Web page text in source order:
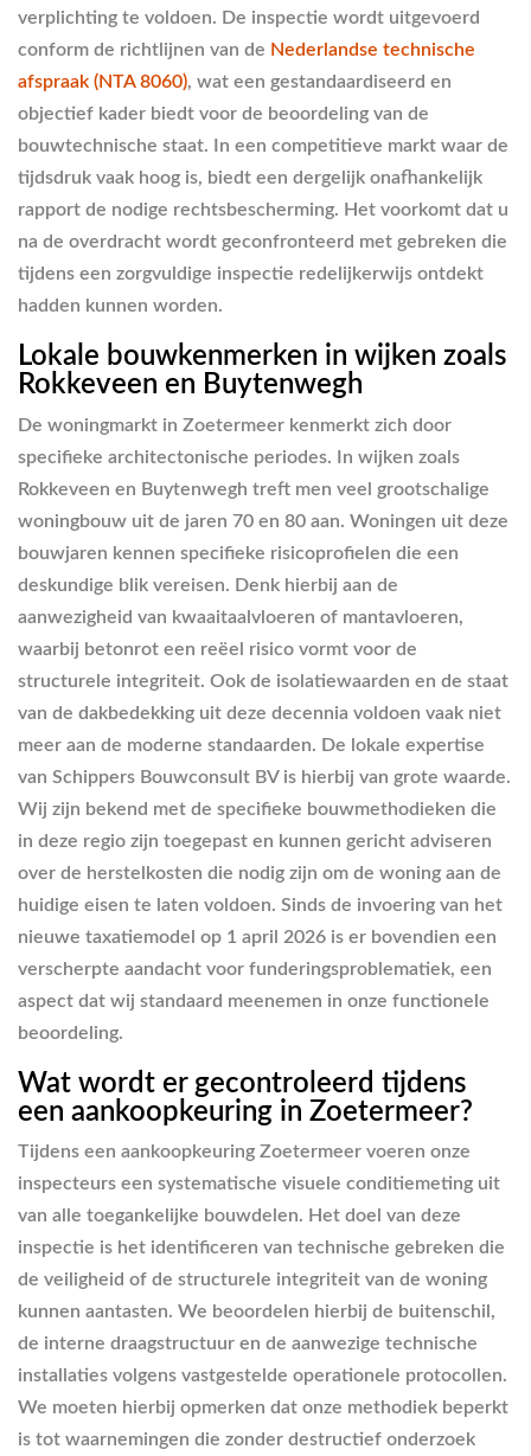
verplichting te voldoen. De inspectie wordt uitgevoerd
conform de richtlijnen van de Nederlandse technische
afspraak (NTA 8060), wat een gestandaardiseerd en
objectief kader biedt voor de beoordeling van de
bouwtechnische staat. In een competitieve markt waar de
tijdsdruk vaak hoog is, biedt een dergelijk onafhankelijk
rapport de nodige rechtsbescherming. Het voorkomt dat u
na de overdracht wordt geconfronteerd met gebreken die
tijdens een zorgvuldige inspectie redelijkerwijs ontdekt
hadden kunnen worden.
Lokale bouwkenmerken in wijken zoals
Rokkeveen en Buytenwegh
De woningmarkt in Zoetermeer kenmerkt zich door
specifieke architectonische periodes. In wijken zoals
Rokkeveen en Buytenwegh treft men veel grootschalige
woningbouw uit de jaren 70 en 80 aan. Woningen uit deze
bouwjaren kennen specifieke risicoprofielen die een
deskundige blik vereisen. Denk hierbij aan de
aanwezigheid van kwaaitaalvloeren of mantavloeren,
waarbij betonrot een reëel risico vormt voor de
structurele integriteit. Ook de isolatiewaarden en de staat
van de dakbedekking uit deze decennia voldoen vaak niet
meer aan de moderne standaarden. De lokale expertise
van Schippers Bouwconsult BV is hierbij van grote waarde.
Wij zijn bekend met de specifieke bouwmethodieken die
in deze regio zijn toegepast en kunnen gericht adviseren
over de herstelkosten die nodig zijn om de woning aan de
huidige eisen te laten voldoen. Sinds de invoering van het
nieuwe taxatiemodel op 1 april 2026 is er bovendien een
verscherpte aandacht voor funderingsproblematiek, een
aspect dat wij standaard meenemen in onze functionele
beoordeling.
Wat wordt er gecontroleerd tijdens
een aankoopkeuring in Zoetermeer?
Tijdens een aankoopkeuring Zoetermeer voeren onze
inspecteurs een systematische visuele conditiemeting uit
van alle toegankelijke bouwdelen. Het doel van deze
inspectie is het identificeren van technische gebreken die
de veiligheid of de structurele integriteit van de woning
kunnen aantasten. We beoordelen hierbij de buitenschil,
de interne draagstructuur en de aanwezige technische
installaties volgens vastgestelde operationele protocollen.
We moeten hierbij opmerken dat onze methodiek beperkt
is tot waarnemingen die zonder destructief onderzoek